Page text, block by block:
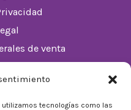
tecnologías como las
de venta